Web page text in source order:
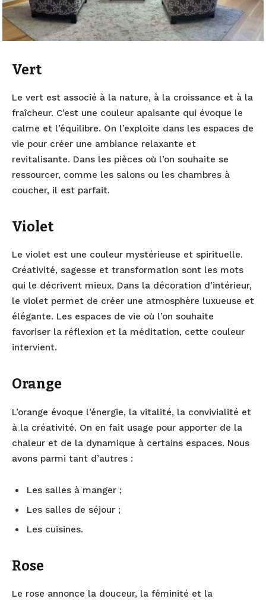
Vert
Le vert est associé à la nature, à la croissance et à la
fraîcheur. C’est une couleur apaisante qui évoque le
calme et l’équilibre. On l’exploite dans les espaces de
vie pour créer une ambiance relaxante et
revitalisante. Dans les pièces où l’on souhaite se
ressourcer, comme les salons ou les chambres à
coucher, il est parfait.
Violet
Le violet est une couleur mystérieuse et spirituelle.
Créativité, sagesse et transformation sont les mots
qui le décrivent mieux. Dans la décoration d’intérieur,
le violet permet de créer une atmosphère luxueuse et
élégante. Les espaces de vie où l’on souhaite
favoriser la réflexion et la méditation, cette couleur
intervient.
Orange
L’orange évoque l’énergie, la vitalité, la convivialité et
à la créativité. On en fait usage pour apporter de la
chaleur et de la dynamique à certains espaces. Nous
avons parmi tant d’autres :
Les salles à manger ;
Les salles de séjour ;
Les cuisines.
Rose
Le rose annonce la douceur, la féminité et la